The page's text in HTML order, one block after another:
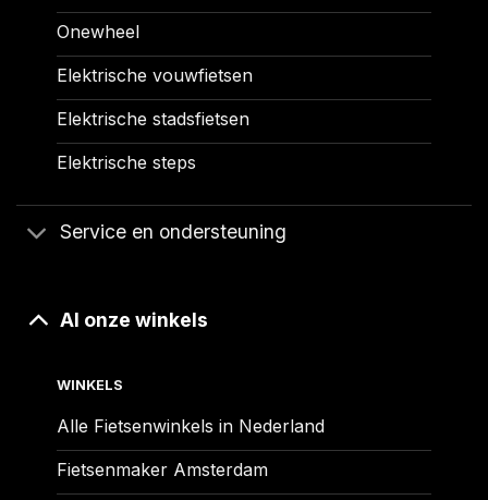
Onewheel
Elektrische vouwfietsen
Elektrische stadsfietsen
Elektrische steps
Service en ondersteuning
Al onze winkels
WINKELS
Alle Fietsenwinkels in Nederland
Fietsenmaker Amsterdam